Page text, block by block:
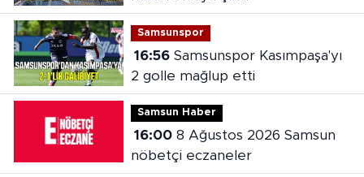
Samsunspor
16:56Samsunspor Kasımpaşa'yı
2 golle mağlup etti
Samsun Haber
16:008 Ağustos 2026 Samsun
nöbetçi eczaneler